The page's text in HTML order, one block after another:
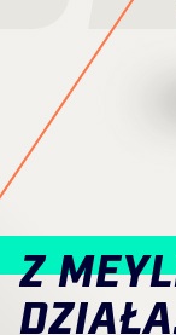
O nas
Content Hub
Kariera
Z